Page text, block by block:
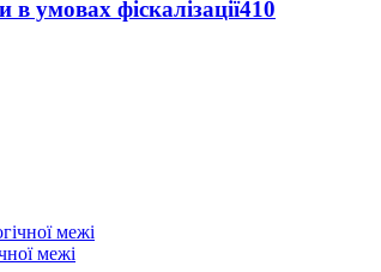
умовах фіскалізації410
межі